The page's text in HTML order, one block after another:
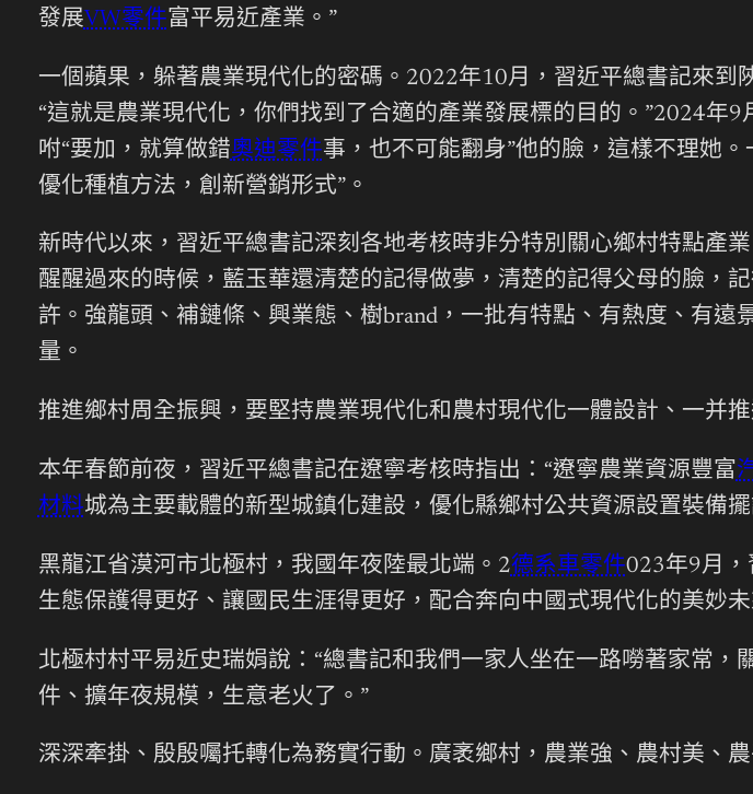
發展VW零件富平易近產業。”
一個蘋果，躲著農業現代化的密碼。2022年10月，習近平總書記來到
“這就是農業現代化，你們找到了合適的產業發展標的目的。”2024
咐“要加，就算做錯奧迪零件事，也不可能翻身”他的臉，這樣不理她
優化種植方法，創新營銷形式”。
新時代以來，習近平總書記深刻各地考核時非分特別關心鄉村特點產
醒醒過來的時候，藍玉華還清楚的記得做夢，清楚的記得父母的臉，
許。強龍頭、補鏈條、興業態、樹brand，一批有特點、有熱度、有遠
量。
推進鄉村周全振興，要堅持農業現代化和農村現代化一體設計、一并推
本年春節前夜，習近平總書記在遼寧考核時指出：“遼寧農業資源豐富
材料城為主要載體的新型城鎮化建設，優化縣鄉村公共資源設置裝備
黑龍江省漠河市北極村，我國年夜陸最北端。2德系車零件023年9月，
生態保護得更好、讓國民生涯得更好，配合奔向中國式現代化的美妙未
北極村村平易近史瑞娟說：“總書記和我們一家人坐在一路嘮著家常
件、擴年夜規模，生意老火了。”
深深牽掛、殷殷囑托轉化為務實行動。廣袤鄉村，農業強、農村美、